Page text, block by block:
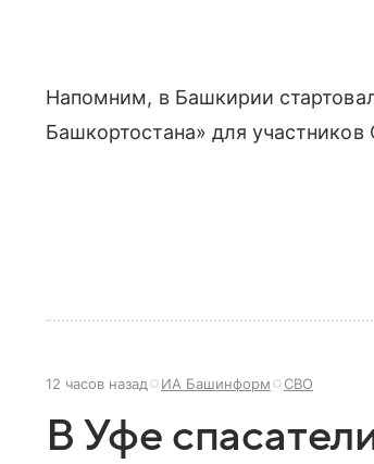
Напомним, в Башкирии
Башкортостана» для участников
12 часов назад ИА Башинформ СВО
В Уфе